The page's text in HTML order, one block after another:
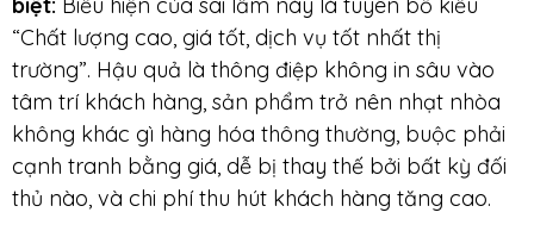
“Chất lượng cao, giá tốt, dịch vụ tốt nhất thị
trường”. Hậu quả là thông điệp không in sâu vào
tâm trí khách hàng, sản phẩm trở nên nhạt nhòa
không khác gì hàng hóa thông thường, buộc phải
cạnh tranh bằng giá, dễ bị thay thế bởi bất kỳ đối
thủ nào, và chi phí thu hút khách hàng tăng cao.